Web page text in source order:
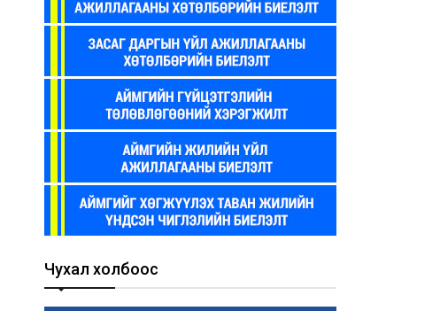
Төрийн захиргааны
гүйцэтгэх албан тушаалын
тусгай шалгалт зарлагдлаа
Төрийн захиргааны
гүйцэтгэх албан тушаалын
тусгай шалгалт
2026-06-07
Чухал холбоос